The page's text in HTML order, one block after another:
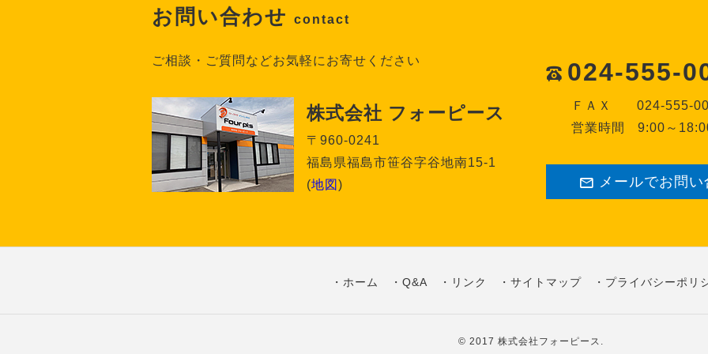
お問い合わせ contact
ご相談・ご質問などお気軽にお寄せください
株式会社 フォーピース
〒960-0241
福島県福島市笹谷字谷地南15-1
(地図 )
024-555-
ＦＡＸ
024-555-
営業時間
9:00～
メールでお問い
ホーム Q&A リンク サイトマップ プライバシーポリ
© 2017 株式会社フォーピース